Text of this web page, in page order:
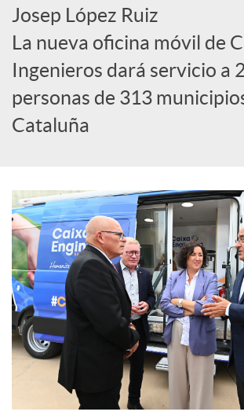
r
d
e
o
n
t
e
Josep López Ruiz
La nueva oficina móvil de
Ingenieros dará servicio a
personas de 313
Cataluña